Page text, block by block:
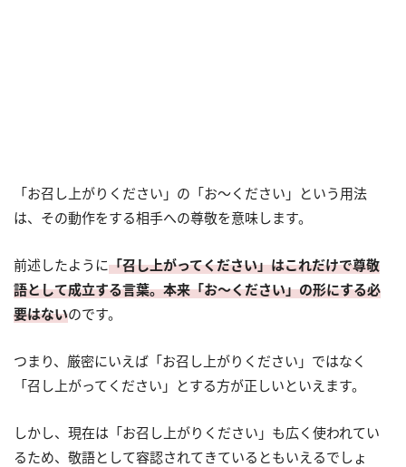
「お召し上がりください」の「お～ください」という用法
は、その動作をする相手への尊敬を意味します。
前述したように「召し上がってください」はこれだけで尊敬
語として成立する言葉。本来「お～ください」の形にする必
要はないのです。
つまり、厳密にいえば「お召し上がりください」ではなく
「召し上がってください」とする方が正しいといえます。
しかし、現在は「お召し上がりください」も広く使われてい
るため、敬語として容認されてきているともいえるでしょ